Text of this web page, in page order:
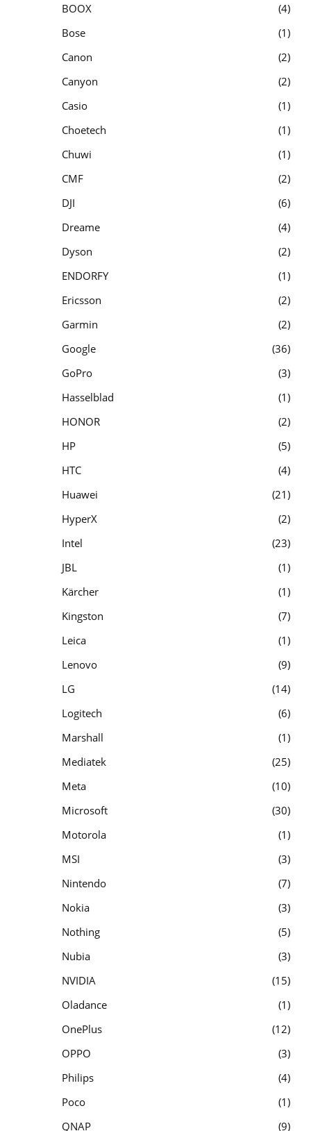
BOOX
4
Bose
1
Canon
2
Canyon
2
Casio
1
Choetech
1
Chuwi
1
CMF
2
DJI
6
Dreame
4
Dyson
2
ENDORFY
1
Ericsson
2
Garmin
2
Google
36
GoPro
3
Hasselblad
1
HONOR
2
HP
5
HTC
4
Huawei
21
HyperX
2
Intel
23
JBL
1
Kärcher
1
Kingston
7
Leica
1
Lenovo
9
LG
14
Logitech
6
Marshall
1
Mediatek
25
Meta
10
Microsoft
30
Motorola
1
MSI
3
Nintendo
7
Nokia
3
Nothing
5
Nubia
3
NVIDIA
15
Oladance
1
OnePlus
12
OPPO
3
Philips
4
Poco
1
QNAP
9